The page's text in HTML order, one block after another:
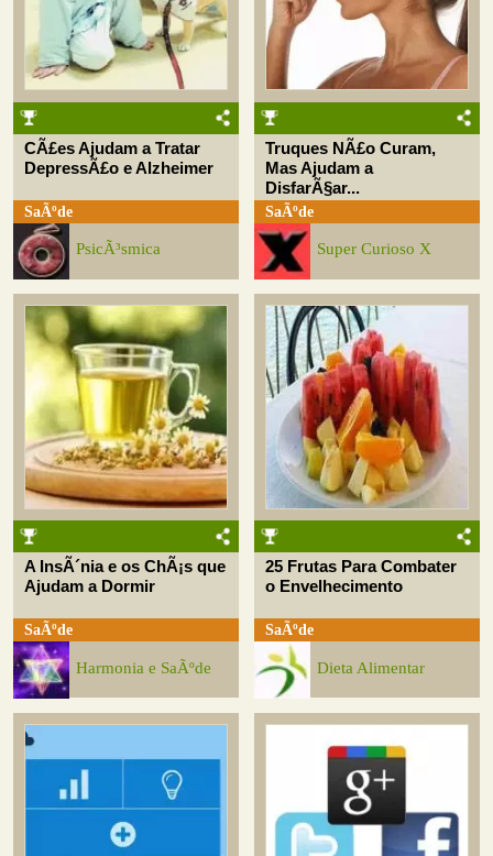
CÃ£es Ajudam a Tratar
DepressÃ£o e Alzheimer
SaÃºde
PsicÃ³smica
Truques NÃ£o Curam,
Mas Ajudam a
DisfarÃ§ar...
SaÃºde
Super Curioso X
A InsÃ´nia e os ChÃ¡s que
Ajudam a Dormir
SaÃºde
Harmonia e SaÃºde
25 Frutas Para Combater
o Envelhecimento
SaÃºde
Dieta Alimentar